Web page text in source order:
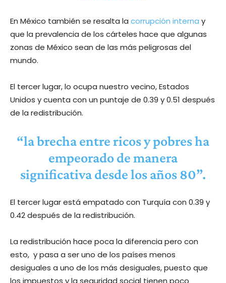
En México también se resalta la corrupción interna y
que la prevalencia de los cárteles hace que algunas
zonas de México sean de las más peligrosas del
mundo.
El tercer lugar, lo ocupa nuestro vecino, Estados
Unidos y cuenta con un puntaje de 0.39 y 0.51 después
de la redistribución.
“la brecha entre ricos y pobres ha
empeorado de manera
significativa desde los años 80”.
El tercer lugar está empatado con Turquía con 0.39 y
0.42 después de la redistribución.
La redistribución hace poca la diferencia pero con
esto, y pasa a ser uno de los países menos
desiguales a uno de los más desiguales, puesto que
los impuestos y la seguridad social tienen poco